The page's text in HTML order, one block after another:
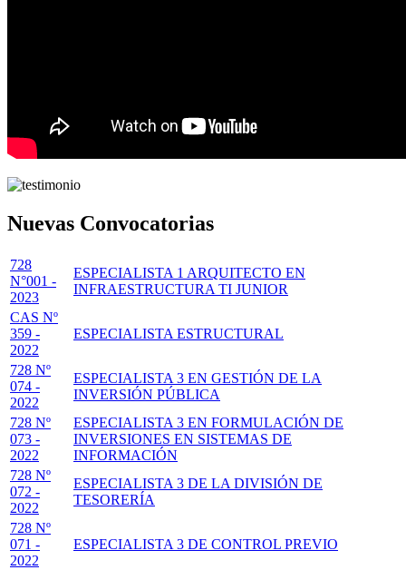
Nuevas Convocatorias
728
N°001 -
2023
ESPECIALISTA 1 ARQUITECTO EN
INFRAESTRUCTURA TI JUNIOR
CAS Nº
359 -
2022
ESPECIALISTA ESTRUCTURAL
728 Nº
074 -
2022
ESPECIALISTA 3 EN GESTIÓN DE LA
INVERSIÓN PÚBLICA
728 Nº
073 -
2022
ESPECIALISTA 3 EN FORMULACIÓN DE
INVERSIONES EN SISTEMAS DE
INFORMACIÓN
728 Nº
072 -
2022
ESPECIALISTA 3 DE LA DIVISIÓN DE
TESORERÍA
728 Nº
071 -
2022
ESPECIALISTA 3 DE CONTROL PREVIO